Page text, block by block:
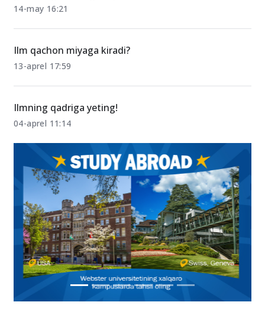
14-may 16:21
Ilm qachon miyaga kiradi?
13-aprel 17:59
Ilmning qadriga yeting!
04-aprel 11:14